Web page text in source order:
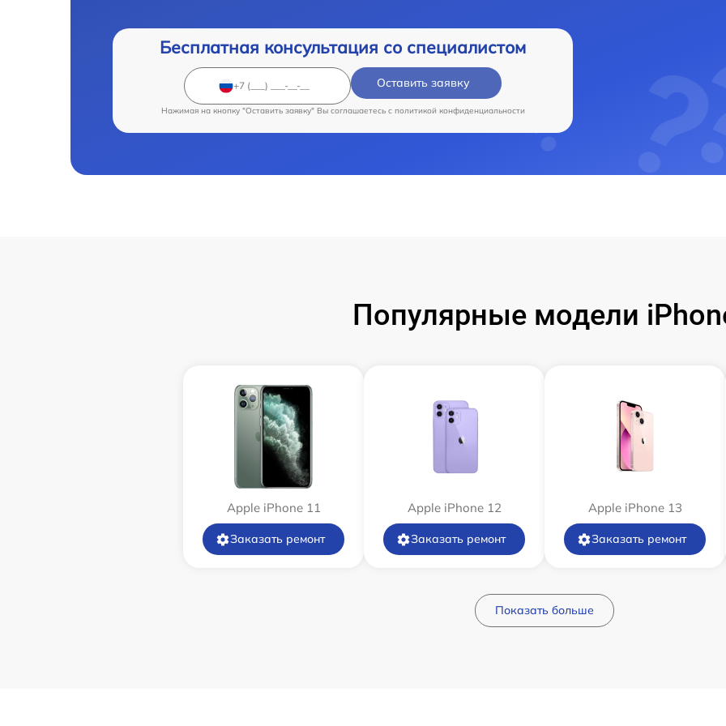
Бесплатная консультация со специалистом
Оставить заявку
Нажимая на кнопку "Оставить заявку" Вы соглашаетесь c политикой конфиденциальности
Популярные модели
Apple iPhone 11
Заказать ремонт
Apple iPhone 12
Заказать ремонт
Apple iPhone 13
Заказать ремонт
Показать больше